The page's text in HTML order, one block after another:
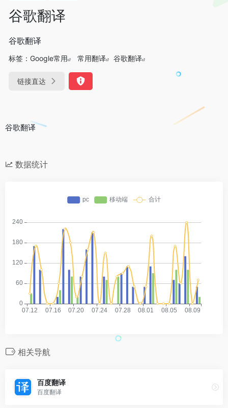
谷歌翻译
谷歌翻译
标签： Google常用 常用翻译 谷歌翻译
链接直达
谷歌翻译
数据统计
相关导航
百度翻译
百度翻译